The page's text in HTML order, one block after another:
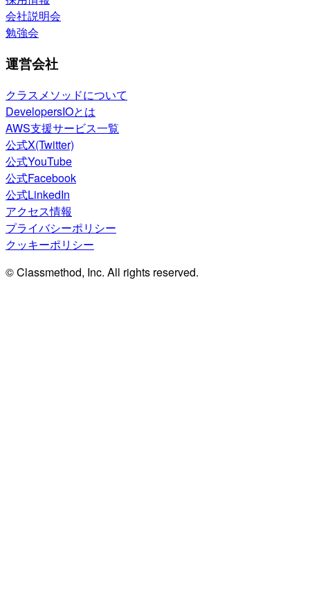
会社説明会
勉強会
運営会社
クラスメソッドについて
DevelopersIOとは
AWS支援サービス一覧
公式X(Twitter)
公式YouTube
公式Facebook
公式LinkedIn
アクセス情報
プライバシーポリシー
クッキーポリシー
© Classmethod, Inc. All rights reserved.